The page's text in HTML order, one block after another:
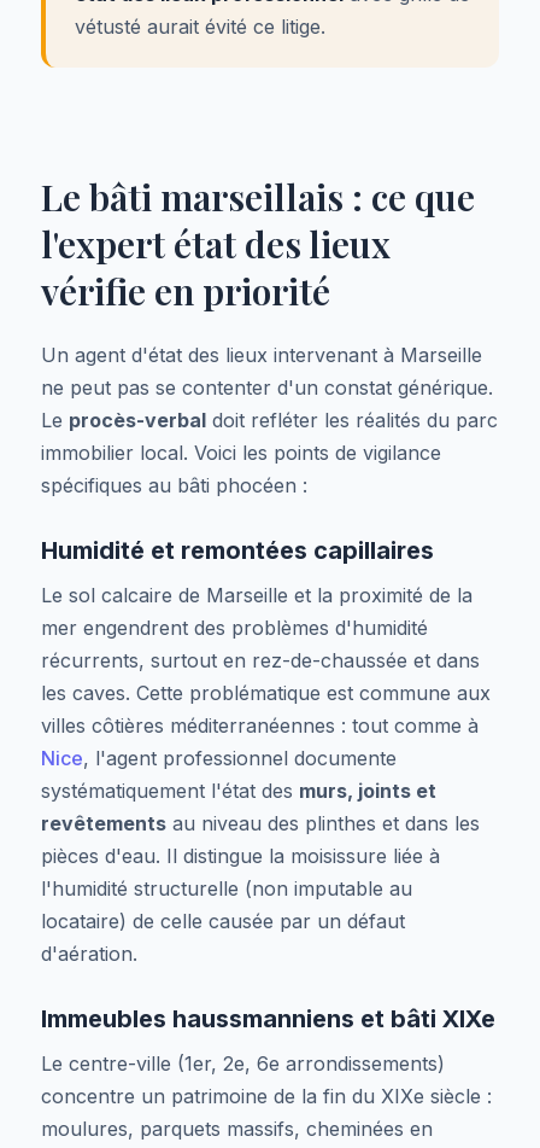
vétusté aurait évité ce litige.
Le bâti marseillais : ce que
l'expert état des lieux
vérifie en priorité
Un agent d'état des lieux intervenant à Marseille
ne peut pas se contenter d'un constat générique.
Le procès-verbal doit refléter les réalités du parc
immobilier local. Voici les points de vigilance
spécifiques au bâti phocéen :
Humidité et remontées capillaires
Le sol calcaire de Marseille et la proximité de la
mer engendrent des problèmes d'humidité
récurrents, surtout en rez-de-chaussée et dans
les caves. Cette problématique est commune aux
villes côtières méditerranéennes : tout comme à
Nice, l'agent professionnel documente
systématiquement l'état des murs, joints et
revêtements au niveau des plinthes et dans les
pièces d'eau. Il distingue la moisissure liée à
l'humidité structurelle (non imputable au
locataire) de celle causée par un défaut
d'aération.
Immeubles haussmanniens et bâti XIXe
Le centre-ville (1er, 2e, 6e arrondissements)
concentre un patrimoine de la fin du XIXe siècle :
moulures, parquets massifs, cheminées en